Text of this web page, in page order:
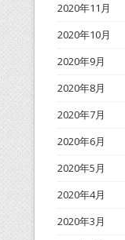
2020年11月
2020年10月
2020年9月
2020年8月
2020年7月
2020年6月
2020年5月
2020年4月
2020年3月